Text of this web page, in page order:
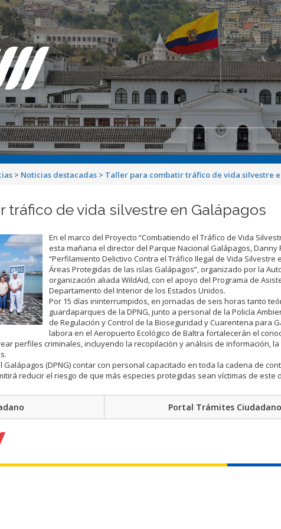
> Noticias destacadas > Taller para combatir tráfico de vida silvestre
tráfico de vida silvestre en Galápagos
En el marco del Proyecto “Combatiendo el Tráfico de Vida
esta mañana el director del Parque Nacional Galápagos,
“Perfilamiento Delictivo Contra el Tráfico Ilegal de Vida
Áreas Protegidas de las islas Galápagos”, organizado por la
organización aliada WildAid, con el apoyo del Programa de
Departamento del Interior de los Estados Unidos.
Por 15 días ininterrumpidos, en jornadas de seis horas tanto
guardaparques de la DPNG, junto a personal de la Policía
de Regulación y Control de la Bioseguridad y Cuarentena para
labora en el Aeropuerto Ecológico de Baltra fortalecerán el
perfiles criminales, incluyendo la recopilación y análisis de información,
Galápagos (DPNG) contar con personal capacitado en toda la cadena de
reducir el riesgo de que más especies protegidas sean víctimas de este
Portal Trámites